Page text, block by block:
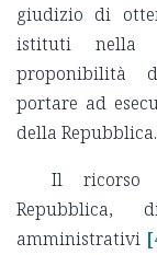
giudizio di
istituti nella
proponibilità
portare ad
della Repubblica.
Il ricorso
Repubblica,
amministrativi